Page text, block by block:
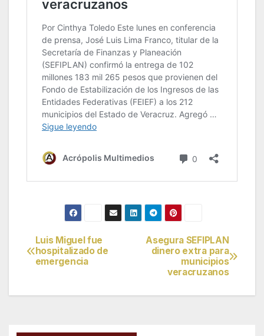
Navegación
de
entradas
Asegura SEFIPLAN
dinero extra para
municipios
veracruzanos
Luis Miguel fue
hospitalizado de
emergencia